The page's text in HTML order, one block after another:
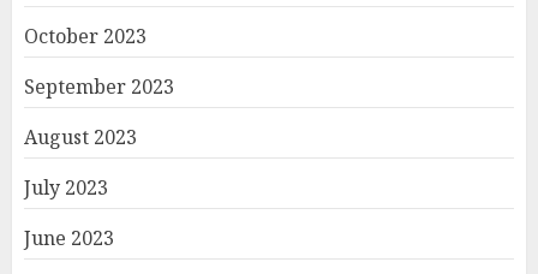
October 2023
September 2023
August 2023
July 2023
June 2023